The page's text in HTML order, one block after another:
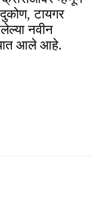
टायगर
नवीन
आले आहे.